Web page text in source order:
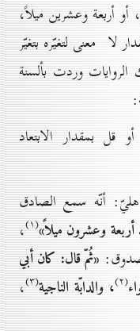
أو أربعة وعشرين ميلاً،
لا معنى لتغيّره بتغيّر
الروايات وردت بألسنة
قل بمقدار الابتعاد
أنّه سمع الصادق
أربعة وعشرون ميلاً»(۱) ،
«ثُمّ قال: كان أبي
(۲) ، والدابّة الناجية(۳) ،